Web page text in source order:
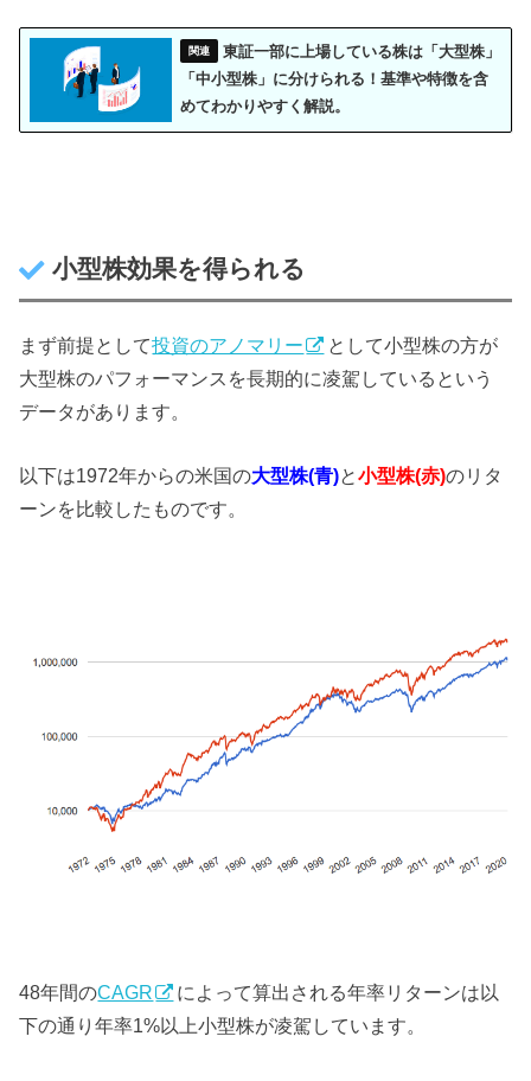
東証一部に上場している株は「大型株」
「中小型株」に分けられる！基準や特徴を含
めてわかりやすく解説。
小型株効果を得られる
まず前提として投資のアノマリー
として小型株の方が
大型株のパフォーマンスを長期的に凌駕しているという
データがあります。
以下は1972年からの米国の大型株(青)と小型株(赤)のリタ
ーンを比較したものです。
48年間のCAGR
によって算出される年率リターンは以
下の通り年率1%以上小型株が凌駕しています。